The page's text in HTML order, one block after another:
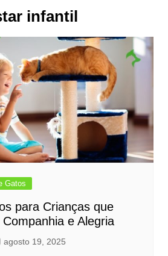
infantil
Gatos
para Crianças que
e Alegria
agosto 19, 2025